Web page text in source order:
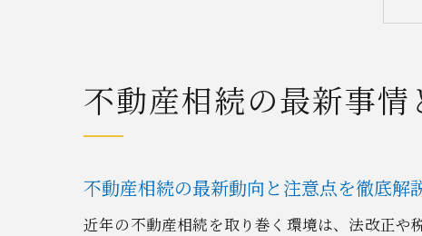
不動産相続の最新事
不動産相続の最新動向と注意点を徹底解
近年の不動産相続を取り巻く環境は、法改正